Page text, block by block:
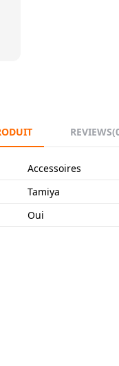
REVIEWS
Accessoires
Tamiya
Oui